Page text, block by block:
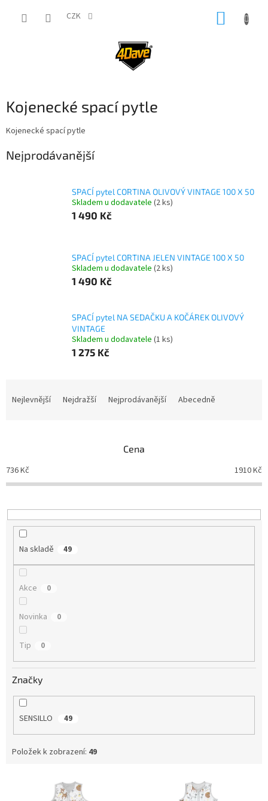
CZK
Kojenecké spací pytle
Kojenecké spací pytle
Nejprodávanější
SPACÍ pytel CORTINA OLIVOVÝ VINTAGE 100 X 50
Skladem u dodavatele (2 ks)
1 490 Kč
SPACÍ pytel CORTINA JELEN VINTAGE 100 X 50
Skladem u dodavatele (2 ks)
1 490 Kč
SPACÍ pytel NA SEDAČKU A KOČÁREK OLIVOVÝ
VINTAGE
Skladem u dodavatele (1 ks)
1 275 Kč
p
r
o
u
Nejlevnější Nejdražší Nejprodávanější Abecedně
Cena
736Kč 1910Kč
Na skladě 49
Akce 0
Novinka 0
Tip 0
Značky
SENSILLO 49
Položek k zobrazení: 49